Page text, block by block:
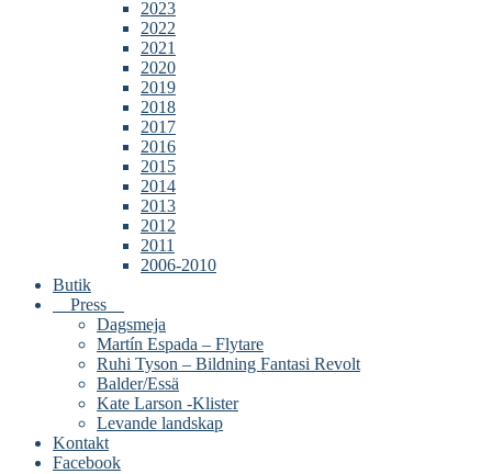
2023
2022
2021
2020
2019
2018
2017
2016
2015
2014
2013
2012
2011
2006-2010
Butik
Press
Dagsmeja
Martín Espada – Flytare
Ruhi Tyson – Bildning Fantasi Revolt
Balder/Essä
Kate Larson -Klister
Levande landskap
Kontakt
Facebook